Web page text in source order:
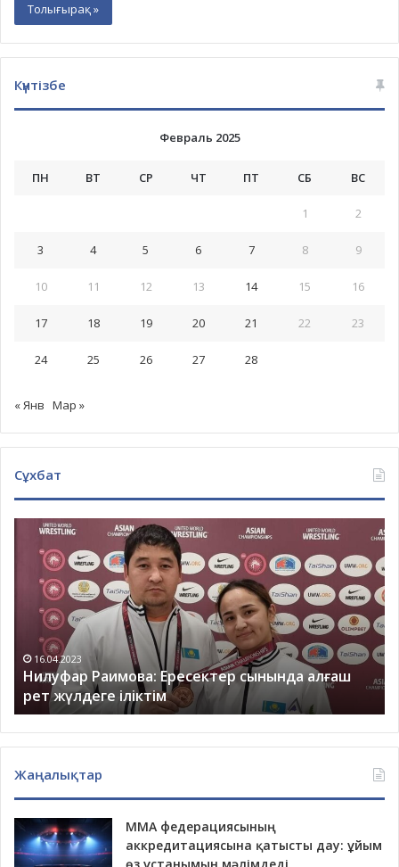
Толығырақ »
Күнтізбе
Февраль 2025
ПН ВТ СР ЧТ ПТ СБ ВС
1 2
3 4 5 6 7 8 9
10 11 12 13 14 15 16
17 18 19 20 21 22 23
24 25 26 27 28
« Янв Мар »
Сұхбат
Бекасыл
Сейітхан,
Амангелді
Сейітханның
ұлы:
Әкем
өзгелерді
қайраумен
өтті
13.03.2023
Бекасыл Сейітхан, Амангелді Сейітханның
Әкем өзгелерді қайраумен өтті
Жаңалықтар
ММА федерациясының
аккредитациясына қатысты дау: ұйым